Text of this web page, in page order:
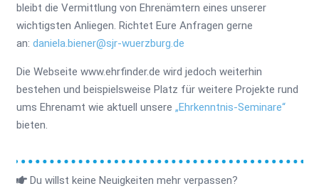
bleibt die Vermittlung von Ehrenämtern eines unserer
wichtigsten Anliegen. Richtet Eure Anfragen gerne
an: daniela.biener@sjr-wuerzburg.de
Die Webseite www.ehrfinder.de wird jedoch weiterhin
bestehen und beispielsweise Platz für weitere Projekte rund
ums Ehrenamt wie aktuell unsere „Ehrkenntnis-Seminare“
bieten.
Du willst keine Neuigkeiten mehr verpassen?